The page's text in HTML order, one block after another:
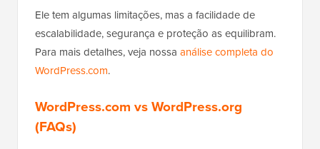
Ele tem algumas limitações, mas a facilidade de
escalabilidade, segurança e proteção as equilibram.
Para mais detalhes, veja nossa análise completa do
WordPress.com.
WordPress.com vs WordPress.org
(FAQs)